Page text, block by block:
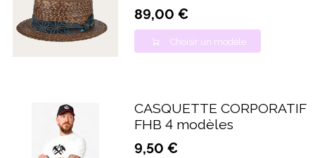
89,00 €
Choisir un modèle
CASQUETTE CORPORATIF
FHB 4 modèles
9,50 €